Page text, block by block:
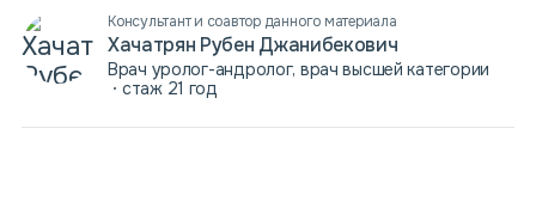
Консультант и соавтор данного материала
Хачатрян Рубен Джанибекович
Врач уролог-андролог, врач высшей категории
стаж 21 год